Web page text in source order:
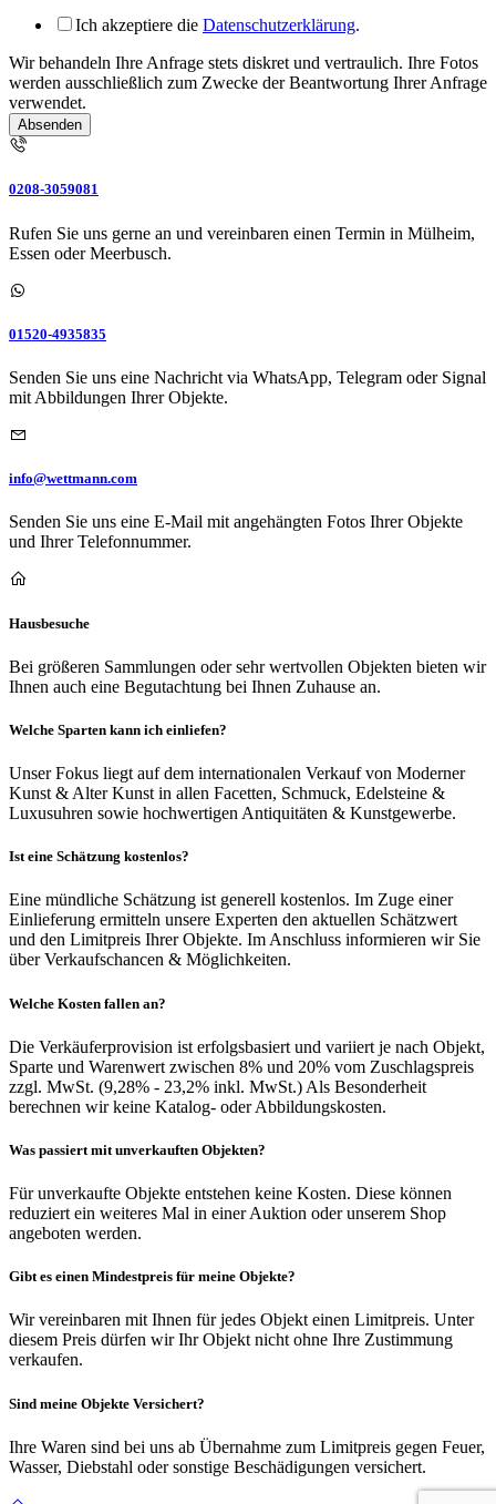
Ich akzeptiere die Datenschutzerklärung.
Wir behandeln Ihre Anfrage stets diskret und vertraulich. Ihre Fotos
werden ausschließlich zum Zwecke der Beantwortung Ihrer Anfrage
verwendet.
Absenden
0208-3059081
Rufen Sie uns gerne an und vereinbaren einen Termin in Mülheim,
Essen oder Meerbusch.
01520-4935835
Senden Sie uns eine Nachricht via WhatsApp, Telegram oder Signal
mit Abbildungen Ihrer Objekte.
info@wettmann.com
Senden Sie uns eine E-Mail mit angehängten Fotos Ihrer Objekte
und Ihrer Telefonnummer.
Hausbesuche
Bei größeren Sammlungen oder sehr wertvollen Objekten bieten wir
Ihnen auch eine Begutachtung bei Ihnen Zuhause an.
Welche Sparten kann ich einliefen?
Unser Fokus liegt auf dem internationalen Verkauf von Moderner
Kunst & Alter Kunst in allen Facetten, Schmuck, Edelsteine &
Luxusuhren sowie hochwertigen Antiquitäten & Kunstgewerbe.
Ist eine Schätzung kostenlos?
Eine mündliche Schätzung ist generell kostenlos. Im Zuge einer
Einlieferung ermitteln unsere Experten den aktuellen Schätzwert
und den Limitpreis Ihrer Objekte. Im Anschluss informieren wir Sie
über Verkaufschancen & Möglichkeiten.
Welche Kosten fallen an?
Die Verkäuferprovision ist erfolgsbasiert und variiert je nach Objekt,
Sparte und Warenwert zwischen 8% und 20% vom Zuschlagspreis
zzgl. MwSt. (9,28% - 23,2% inkl. MwSt.) Als Besonderheit
berechnen wir keine Katalog- oder Abbildungskosten.
Was passiert mit unverkauften Objekten?
Für unverkaufte Objekte entstehen keine Kosten. Diese können
reduziert ein weiteres Mal in einer Auktion oder unserem Shop
angeboten werden.
Gibt es einen Mindestpreis für meine Objekte?
Wir vereinbaren mit Ihnen für jedes Objekt einen Limitpreis. Unter
diesem Preis dürfen wir Ihr Objekt nicht ohne Ihre Zustimmung
verkaufen.
Sind meine Objekte Versichert?
Ihre Waren sind bei uns ab Übernahme zum Limitpreis gegen Feuer,
Wasser, Diebstahl oder sonstige Beschädigungen versichert.